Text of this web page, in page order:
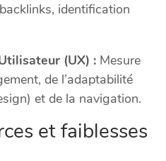
identification
(UX) : Mesure
de l’adaptabilité
et de la navigation.
et faiblesses